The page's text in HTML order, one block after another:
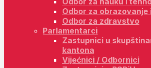
Odbor za obrazovanje
Odbor za zdravstvo
Parlamentarci
Zastupnici u
kantona
Vijećnici / Odbornici